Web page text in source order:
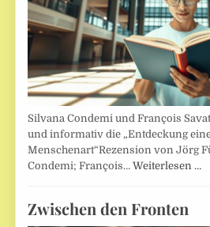
Silvana Condemi und François
und informativ die „Entdeckung
Menschenart“Rezension von Jörg
Condemi; François…Weiterlesen …
Zwischen den Fronten